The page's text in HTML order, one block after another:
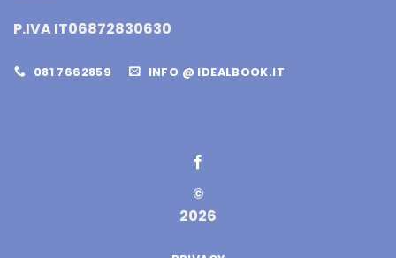
P.IVA IT06872830630
081 7662859 INFO @ IDEALBOOK.IT
©
2026